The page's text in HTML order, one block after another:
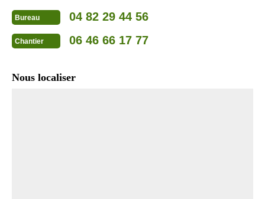
Bureau 04 82 29 44 56
Chantier 06 46 66 17 77
Nous localiser